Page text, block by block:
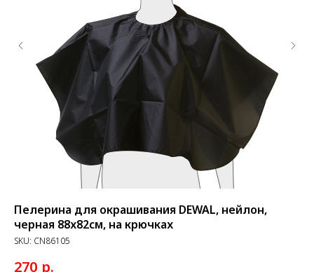
Пелерина для окрашивания DEWAL, нейлон,
черная 88х82см, на крючках
SKU: CN86105
270 р.